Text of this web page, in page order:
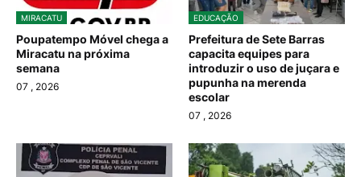
MIRACATU
Poupatempo Móvel chega a
Miracatu na próxima
semana
07 , 2026
EDUCAÇÃO
Prefeitura de Sete Barras
capacita equipes para
introduzir o uso de juçara e
pupunha na merenda
escolar
07 , 2026